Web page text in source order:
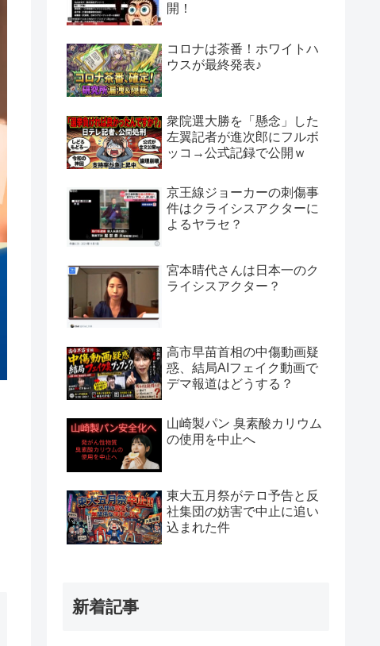
開！
コロナは茶番！ホワイトハ
ウスが最終発表♪
衆院選大勝を「懸念」した
左翼記者が進次郎にフルボ
ッコ→公式記録で公開ｗ
京王線ジョーカーの刺傷事
件はクライシスアクターに
よるヤラセ？
宮本晴代さんは日本一のク
ライシスアクター？
高市早苗首相の中傷動画疑
惑、結局AIフェイク動画で
デマ報道はどうする？
山崎製パン 臭素酸カリウム
の使用を中止へ
東大五月祭がテロ予告と反
社集団の妨害で中止に追い
込まれた件
新着記事